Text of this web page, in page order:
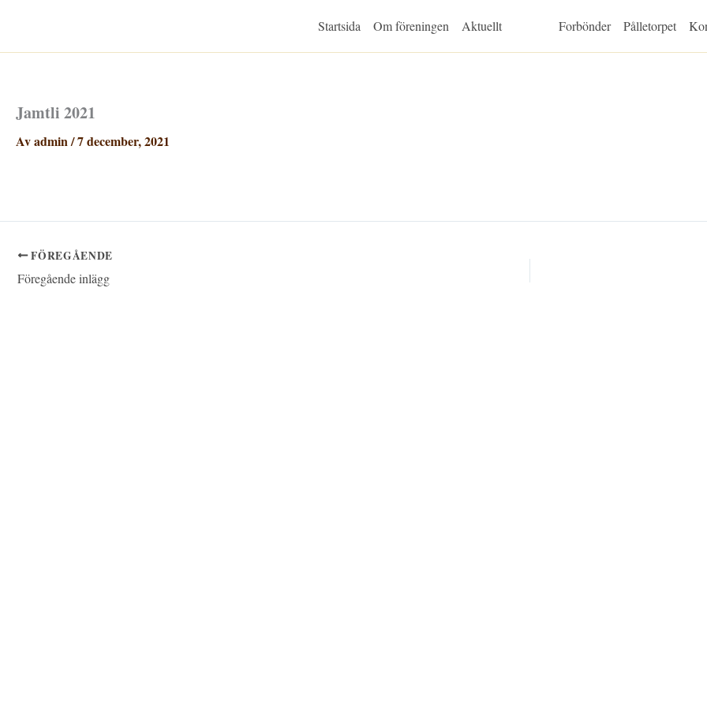
innehåll
Startsida Om föreningen Aktuellt Forbönder Pålletorpet
Jamtli 2021
Avadmin/7 december, 2021
FÖREGÅENDE
Föregående inlägg